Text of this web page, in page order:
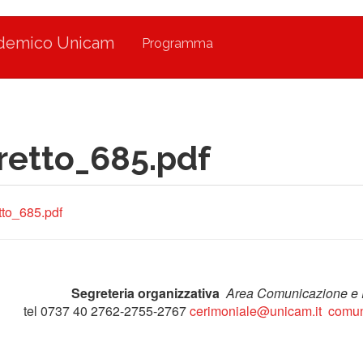
Unicam Programma
Segreteria organizzativaArea Comunicazione
tel 0737 40 2762-2755-2767cerimoniale@unicam.it